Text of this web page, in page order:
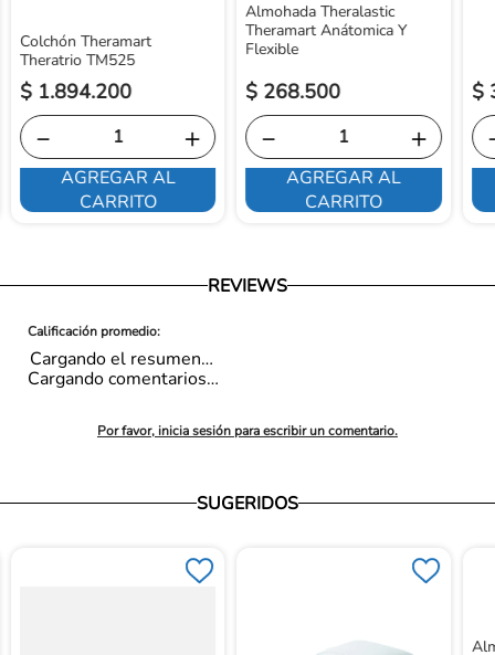
Colchón Theramart
Theratrio TM525
$ 1.894.200
＋
－
AGREGAR AL
CARRITO
Almohada Theralastic
Theramart Anátomica Y
Flexible
$ 268.500
＋
－
AGREGAR AL
CARRITO
$
REVIEWS
Cargando el resumen…
Por favor, inicia sesión para escribir un comentario.
Cargando comentarios…
SUGERIDOS